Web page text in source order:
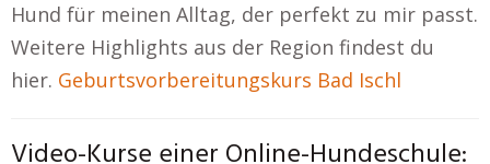
Hund für meinen Alltag, der perfekt zu mir passt.
Weitere Highlights aus der Region findest du
hier. Geburtsvorbereitungskurs Bad Ischl
Video-Kurse einer Online-Hundeschule: